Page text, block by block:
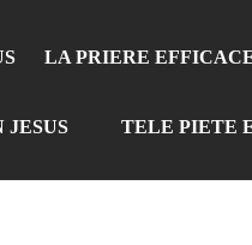
LA PRIERE
JESUS TELE PIETE